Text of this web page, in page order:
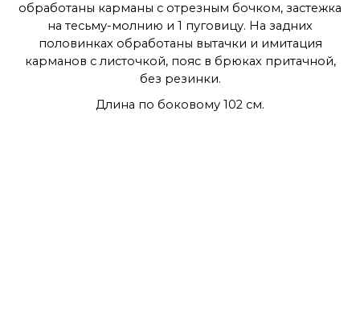
обработаны карманы с отрезным бочком, застежка
на тесьму-молнию и 1 пуговицу. На задних
половинках обработаны вытачки и имитация
карманов с листочкой, пояс в брюках притачной,
без резинки.
Длина по боковому 102 см.